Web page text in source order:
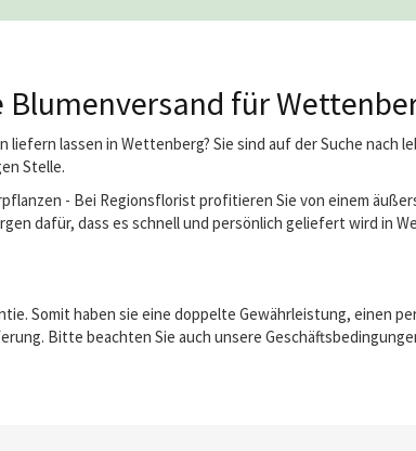
für
lassen in Wettenberg? Sie sind auf der Suche nach
Stelle.
- Bei Regionsflorist profitieren Sie von einem
dafür, dass es schnell und persönlich geliefert wird in
Somit haben sie eine doppelte Gewährleistung, einen
Bitte beachten Sie auch unsere